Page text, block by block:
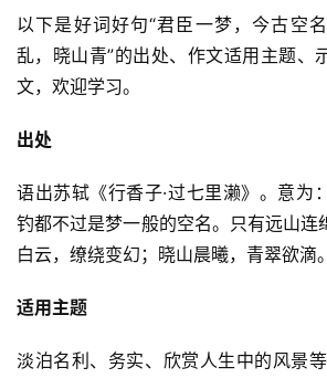
以下是好词好句“君臣一梦，今古空
乱，晓山青”的出处、作文适用主题、
文，欢迎学习。
出处
语出苏轼《行香子·过七里濑》。意为
钓都不过是梦一般的空名。只有远山连
白云，缭绕变幻；晓山晨曦，青翠欲滴。
适用主题
淡泊名利、务实、欣赏人生中的风景